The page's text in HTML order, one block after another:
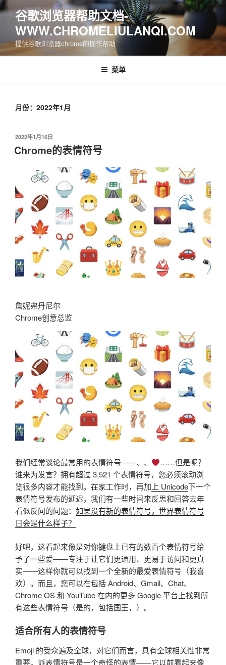
跳
容
谷歌浏览器帮助文档-
WWW.CHROMELIULANQI.COM
提供谷歌浏览器chrome的操作帮助
菜单
月份：2022年1月
发
布
于
2022年1月16日
Chrome的表情符号
詹妮弗丹尼尔
Chrome创意总监
我们经常谈论最常用的表情符号——、、
……但是呢？
谁来为发言？拥有超过 3,521 个表情符号，您必须滚动浏
览很多内容才能找到。在家工作时，再加上 Unicode下一个
表情符号发布的延迟，我们有一些时间来反思和回答去年
看似反问的问题： 如果没有新的表情符号，世界表情符号
日会是什么样子？
好吧，这看起来像是对你键盘上已有的数百个表情符号给
予了一些爱——专注于让它们更通用、更易于访问和更真
实——这样你就可以找到一个全新的最爱表情符号（我喜
欢）。而且，您可以在包括 Android、Gmail、Chat、
Chrome OS 和 YouTube 在内的更多 Google 平台上找到所
有这些表情符号（是的，包括国王，）。
适合所有人的表情符号
Emoji 的受众遍及全球，对它们而言，具有全球相关性非常
重要。派表情符号是一个奇怪的表情——它以前看起来像